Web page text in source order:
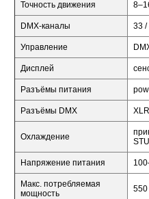
Точность движения
DMX-каналы 33 /
Управление
Дисплей
Разъёмы питания
Разъёмы DMX
Охлаждение
Напряжение питания
Макс. потребляемая
мощность
550